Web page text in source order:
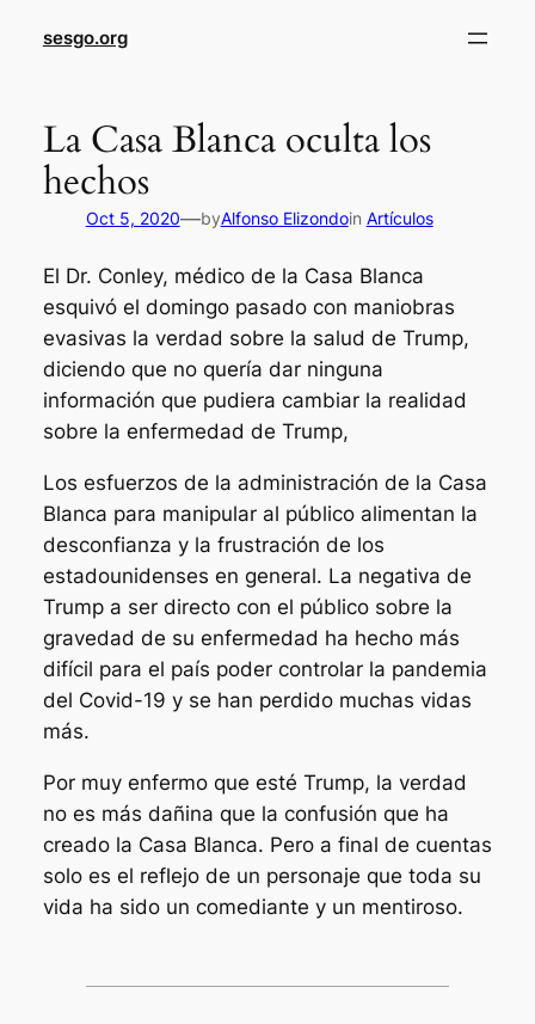
sesgo.org
La Casa Blanca oculta los
hechos
Oct 5, 2020—byAlfonso Elizondoin Artículos
El Dr. Conley, médico de la Casa Blanca
esquivó el domingo pasado con maniobras
evasivas la verdad sobre la salud de Trump,
diciendo que no quería dar ninguna
información que pudiera cambiar la realidad
sobre la enfermedad de Trump,
Los esfuerzos de la administración de la Casa
Blanca para manipular al público alimentan la
desconfianza y la frustración de los
estadounidenses en general. La negativa de
Trump a ser directo con el público sobre la
gravedad de su enfermedad ha hecho más
difícil para el país poder controlar la pandemia
del Covid-19 y se han perdido muchas vidas
más.
Por muy enfermo que esté Trump, la verdad
no es más dañina que la confusión que ha
creado la Casa Blanca. Pero a final de cuentas
solo es el reflejo de un personaje que toda su
vida ha sido un comediante y un mentiroso.